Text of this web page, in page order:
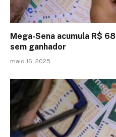
Mega-Sena acumula R$
sem ganhador
maio 16, 2025